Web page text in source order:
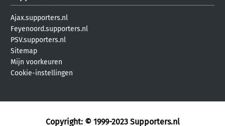
Ajax.supporters.nl
Feyenoord.supporters.nl
PSV.supporters.nl
Sitemap
Mijn voorkeuren
Cookie-instellingen
Copyright: © 1999-2023 Supporters.nl